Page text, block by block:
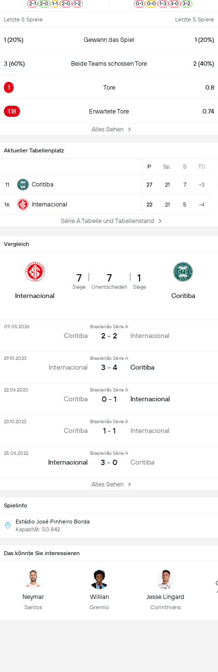
2-1 2-0 1-1 2-0 1-2 0-1 0-0 1-3 3-0 3-2
Letzte 5 Spiele Letzte 5 Spiele
1 (20%) Gewann das Spiel 1 (20%)
3 (60%) Beide Teams schossen Tore 2 (40%)
1 Tore 0.8
1.18 Erwartete Tore 0.74
Alles Sehen
Aktueller Tabellenplatz
P Sp. S TD
11 Coritiba 27 21 7 -3
16 Internacional 22 21 5 -4
Série A Tabelle und Tabellenstand
Spielinfo
Estádio José Pinheiro Borda
Kapazität: 50,842
Vergleich
Internacional
7
Siege
7
Unentschieden
1
Siege
Coritiba
Coritiba
Brasileirão Série A
2 - 2 Internacional
09.05.2026
Internacional
Brasileirão Série A
3 - 4 Coritiba
29.10.2023
Coritiba
Brasileirão Série A
0 - 1 Internacional
22.06.2023
Coritiba
Brasileirão Série A
1 - 1 Internacional
23.10.2022
Internacional
Brasileirão Série A
3 - 0 Coritiba
25.06.2022
Alles Sehen
Das könnte Sie interessieren
Neymar
Santos
Willian
Gremio
Jesse Lingard
Corinthians